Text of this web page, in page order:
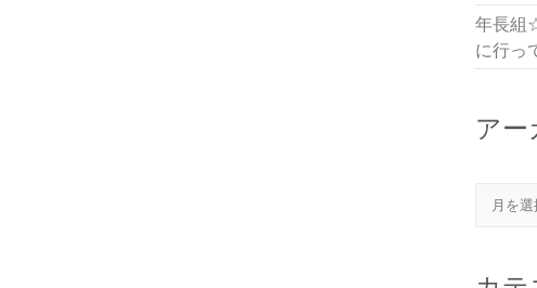
年長組
に行っ
アー
アーカ